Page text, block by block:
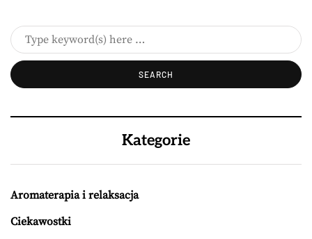
Kategorie
Aromaterapia i relaksacja
Ciekawostki